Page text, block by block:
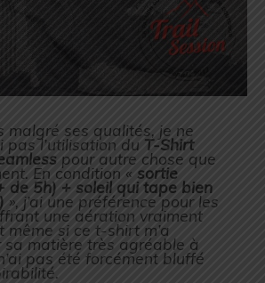
malgré ses qualités, je ne
pas l’utilisation du T-Shirt
pour autre chose que
En condition « sortie
de 5h) + soleil qui tape bien
», j’ai une préférence pour les
une aération vraiment
même si ce t-shirt m’a
sa matière très agréable à
pas été forcément bluffé